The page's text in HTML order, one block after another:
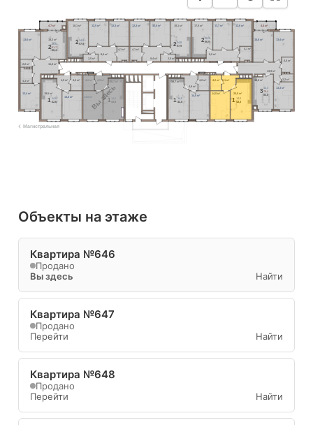
19,7 м²
4,2 м²
14,0 м²
4,9 м²
19,5 м²
4,2 м²
14,0 м²
4,9 м²
13,6 м² 18,2 м²
11,0 м²
2,2 м²
4,3 м²
12,4 м²
18,1 м² 12,5 м² 12,3 м²
4,1 м²
8,4 м²
2,5 м²
18,1 м²
12,5 м²
12,3 м²
4,1 м²
8,4 м² 2,5 м²
19,7 м²
4,2 м²
14,0 м²
4,9 м²
20,0 м²
4,2 м²
14,0 м²
5,1 м²
17,5 м² 13,7 м² 12,6 м²
4,1 м²
9,0 м²
13,9 м²
15,6 м²
4,4 м²
13,4 м²
2,2 м²
16,6 м²
13,3 м²
4,7 м² 4,4 м²
1 42,8
1 14,0
42,6
226,0
61,7
66,4
224,8
57,9 224,8
57,9
226,3
56,9
3 42,3
79,4
83,8
1 14,0
43,3
1 14,0
42,8
Вы здесь
Магистральная
Объекты на этаже
Квартира №646
Продано
Вы здесь
Найти
Квартира №647
Продано
Перейти
Найти
Квартира №648
Продано
Перейти
Найти